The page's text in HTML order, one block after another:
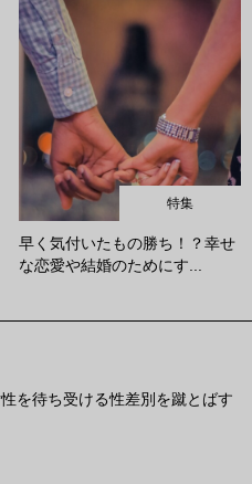
特集
早く気付いたもの勝ち！？幸せ
な恋愛や結婚のためにす...
を待ち受ける性差別を蹴とばす